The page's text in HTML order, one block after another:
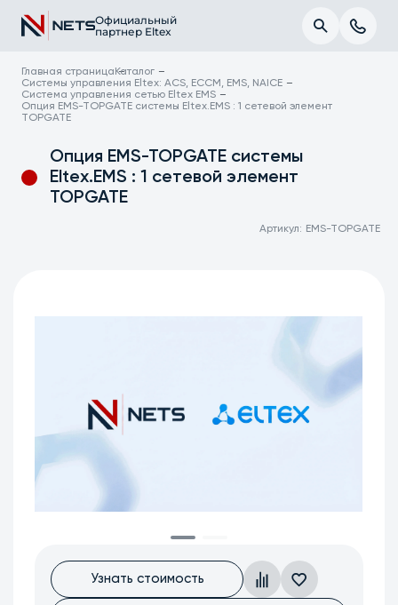
Официальный
партнер Eltex
Главная страница Каталог
Системы управления Eltex: ACS, ECCM, EMS, NAICE
Система управления сетью Eltex EMS
Опция EMS-TOPGATE системы Eltex.EMS : 1 сетевой элемент
TOPGATE
Опция EMS-TOPGATE системы
Eltex.EMS : 1 сетевой элемент
TOPGATE
Артикул: EMS-TOPGATE
Узнать стоимость